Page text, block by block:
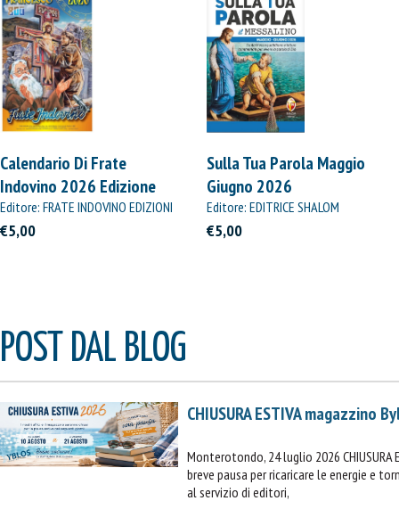
Calendario Di Frate
Indovino 2026 Edizione
Straordinaria
Editore: FRATE INDOVINO EDIZIONI
€5,00
Sulla Tua Parola Maggio
Giugno 2026
Editore: EDITRICE SHALOM
€5,00
POST DAL BLOG
CHIUSURA ESTIVA magazzino
Monterotondo, 24 luglio 2026 CHIUSURA
breve pausa per ricaricare le energie e
al servizio di editori,